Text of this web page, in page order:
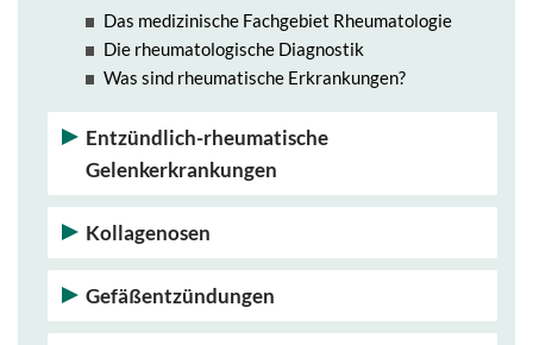
Das medizinische Fachgebiet Rheumatologie
Die rheumatologische Diagnostik
Was sind rheumatische Erkrankungen?
Entzündlich-rheumatische
Gelenkerkrankungen
Kollagenosen
Gefäßentzündungen